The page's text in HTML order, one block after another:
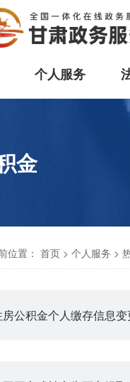
个人服务
金
位置： 首页 > 个人服务 >
公积金个人缴存信息变